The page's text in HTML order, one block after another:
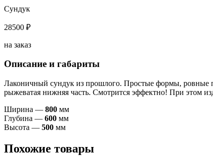
Сундук
28500 ₽
на заказ
Описание и габариты
Лаконичный сундук из прошлого. Простые формы, ровные
рыжеватая нижняя часть. Смотрится эффектно! При этом
Ширина — 800 мм
Глубина — 600 мм
Высота — 500 мм
Похожие товары